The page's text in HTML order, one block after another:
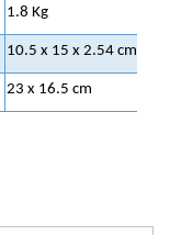
1.8 Kg
10.5 x 15 x 2.54 cm
23 x 16.5 cm